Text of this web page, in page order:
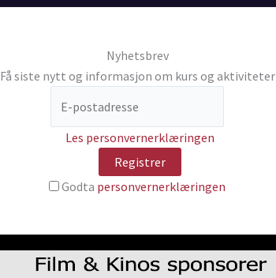
Nyhetsbrev
Få siste nytt og informasjon om kurs og aktiviteter
Les personvernerklæringen
Godta personvernerklæringen